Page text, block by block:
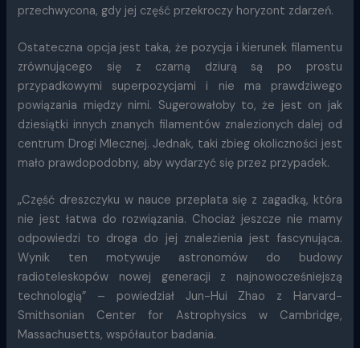
przechwycona, gdy jej część przekroczy horyzont zdarzeń.
Ostateczna opcja jest taka, że pozycja i kierunek filamentu
zrównującego się z czarną dziurą są po prostu
przypadkowymi superpozycjami i nie ma prawdziwego
powiązania między nimi. Sugerowałoby to, że jest on jak
dziesiątki innych znanych filamentów znalezionych dalej od
centrum Drogi Mlecznej. Jednak, taki zbieg okoliczności jest
mało prawdopodobny, aby wydarzyć się przez przypadek.
„Część dreszczyku w nauce przeplata się z zagadką, która
nie jest łatwa do rozwiązania. Chociaż jeszcze nie mamy
odpowiedzi to droga do jej znalezienia jest fascynująca.
Wynik ten motywuje astronomów do budowy
radioteleskopów nowej generacji z najnowocześniejszą
technologią” – powiedział Jun-Hui Zhao z Harvard-
Smithsonian Center for Astrophysics w Cambridge,
Massachusetts, współautor badania.